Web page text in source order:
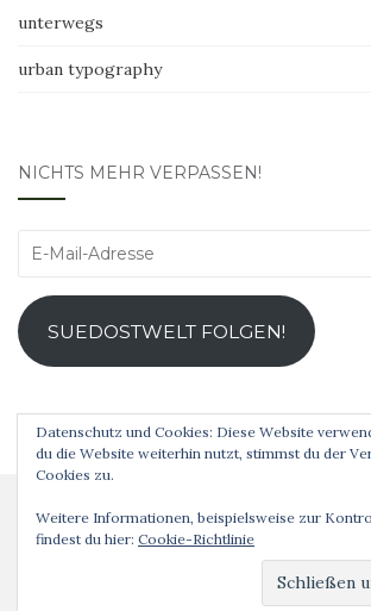
unterwegs
urban typography
NICHTS MEHR VERPASSEN!
E-
Adresse
SUEDOSTWELT FOLGEN!
Datenschutz und Cookies: Diese Website
du die Website weiterhin nutzt, stimmst du der
Cookies zu.
Weitere Informationen, beispielsweise zur
findest du hier: Cookie-Richtlinie
Analog ist schöner! © 2019 Theme vonColorlib